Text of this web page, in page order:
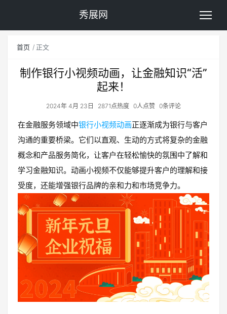
秀展网
首页 正文
制作银行小视频动画，让金融知识“活”
起来！
2024年 4月 23日 2871点热度 0人点赞 0条评论
在金融服务领域中银行小视频动画正逐渐成为银行与客户
沟通的重要桥梁。它们以直观、生动的方式将复杂的金融
概念和产品服务简化，让客户在轻松愉快的氛围中了解和
学习金融知识。动画小视频不仅能够提升客户的理解和接
受度，还能增强银行品牌的亲和力和市场竞争力。